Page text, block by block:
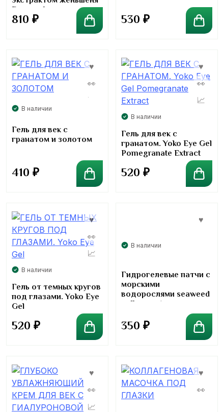
Darawadee
Snail@ginseng Flower
810 ₽ 530 ₽
В наличии
Гель для век с
гранатом и золотом
410 ₽
В наличии
Гель для век с
гранатом. Yoko Eye Gel
Pomegranate Extract
520 ₽
В наличии
Гель от темных кругов
под глазами. Yoko Eye
Gel
520 ₽
В наличии
Гидрогелевые патчи с
морскими
водорослями seaweed
collagen starry eye
350 ₽